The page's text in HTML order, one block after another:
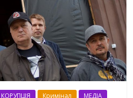
КОРУПЦІЯ Кримінал
МЕДІА